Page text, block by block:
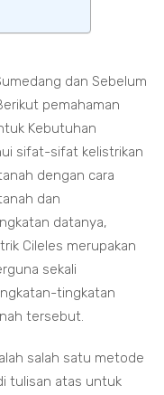
dan Sebelum
pemahaman
Kebutuhan
sifat-sifat kelistrikan
dengan cara
dan
datanya,
Cileles merupakan
sekali
tingkatan
tersebut.
salah satu metode
tulisan atas untuk